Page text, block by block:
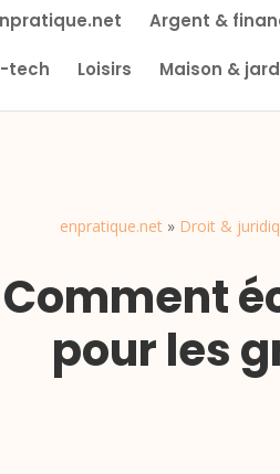
Argent &
tech Loisirs Maison &
enpratique.net» Droit &
Comment
pour les